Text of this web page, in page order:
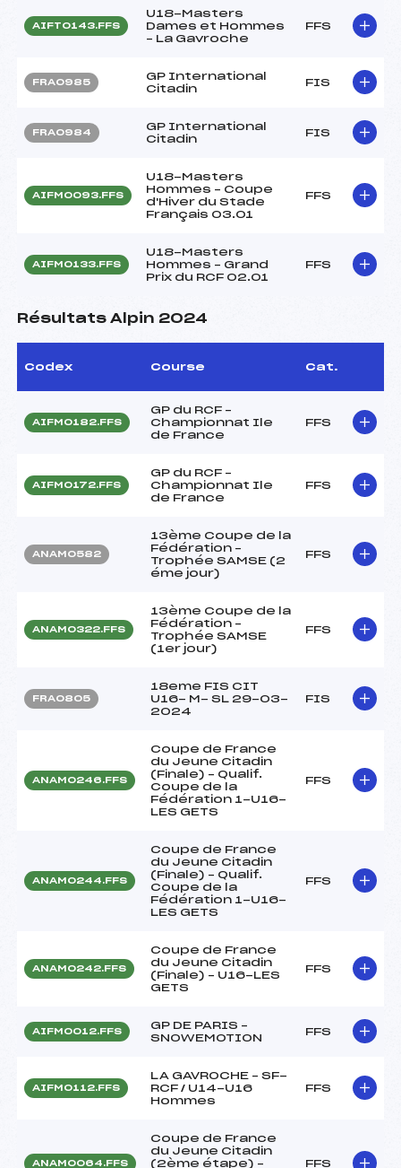
AIFT0143.FFS
U18-Masters
Dames et Hommes
– La Gavroche
FFS
FRA0985
GP International
Citadin
FIS
FRA0984
GP International
Citadin
FIS
AIFM0093.FFS
U18-Masters
Hommes – Coupe
d'Hiver du Stade
Français 03.01
FFS
AIFM0133.FFS
U18-Masters
Hommes – Grand
Prix du RCF 02.01
FFS
Résultats Alpin 2024
Codex Course Cat.
AIFM0182.FFS
GP du RCF –
Championnat Ile
de France
FFS
AIFM0172.FFS
GP du RCF –
Championnat Ile
de France
FFS
ANAM0582
13ème Coupe de la
Fédération –
Trophée SAMSE (2
éme jour)
FFS
ANAM0322.FFS
13ème Coupe de la
Fédération –
Trophée SAMSE
(1er jour)
FFS
FRA0805
18eme FIS CIT
U16- M- SL 29-03-
2024
FIS
ANAM0246.FFS
Coupe de France
du Jeune Citadin
(Finale) – Qualif.
Coupe de la
Fédération 1-U16-
LES GETS
FFS
ANAM0244.FFS
Coupe de France
du Jeune Citadin
(Finale) – Qualif.
Coupe de la
Fédération 1-U16-
LES GETS
FFS
ANAM0242.FFS
Coupe de France
du Jeune Citadin
(Finale) – U16-LES
GETS
FFS
AIFM0012.FFS
GP DE PARIS –
SNOWEMOTION
FFS
AIFM0112.FFS
LA GAVROCHE – SF-
RCF / U14-U16
Hommes
FFS
ANAM0064.FFS
Coupe de France
du Jeune Citadin
(2ème étape) –
FFS